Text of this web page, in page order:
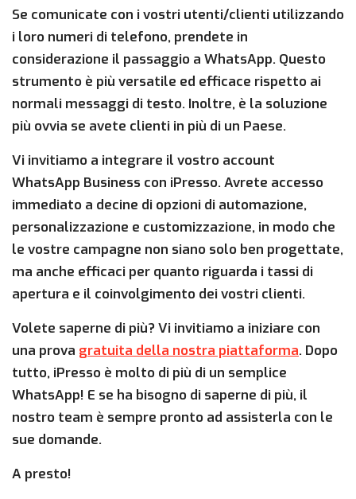
Se comunicate con i vostri utenti/clienti utilizzando
i loro numeri di telefono, prendete in
considerazione il passaggio a WhatsApp. Questo
strumento è più versatile ed efficace rispetto ai
normali messaggi di testo. Inoltre, è la soluzione
più ovvia se avete clienti in più di un Paese.
Vi invitiamo a integrare il vostro account
WhatsApp Business con iPresso. Avrete accesso
immediato a decine di opzioni di automazione,
personalizzazione e customizzazione, in modo che
le vostre campagne non siano solo ben progettate,
ma anche efficaci per quanto riguarda i tassi di
apertura e il coinvolgimento dei vostri clienti.
Volete saperne di più? Vi invitiamo a iniziare con
una prova gratuita della nostra piattaforma. Dopo
tutto, iPresso è molto di più di un semplice
WhatsApp! E se ha bisogno di saperne di più, il
nostro team è sempre pronto ad assisterla con le
sue domande.
A presto!